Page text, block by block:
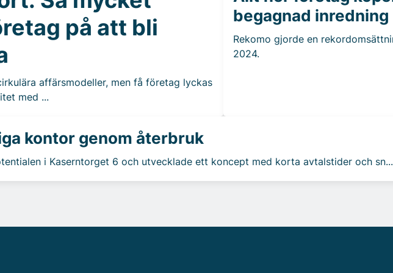
på att bli
affärsmodeller, men få företag lyckas
med ...
begagnad inredning
Rekomo gjorde en
2024.
kontor genom återbruk
i Kaserntorget 6 och utvecklade ett koncept med korta avtalstider och sn...